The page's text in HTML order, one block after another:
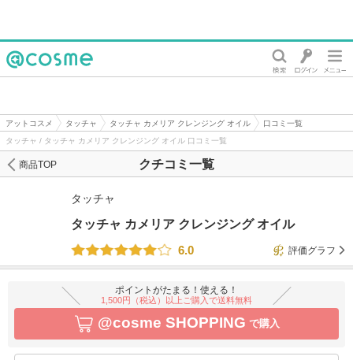
アットコスメ タッチャ タッチャ カメリア クレンジング オイル
口コミ一覧
タッチャ / タッチャ カメリア クレンジング オイル 口コミ一覧
クチコミ一覧
商品TOP
タッチャ
タッチャ カメリア クレンジング オイル
6.0
評価グラフ
ポイントがたまる！使える！
1,500円（税込）以上ご購入で送料無料
@cosme SHOPPING で購入